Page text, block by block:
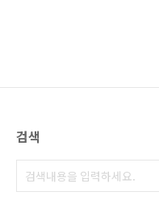
검색